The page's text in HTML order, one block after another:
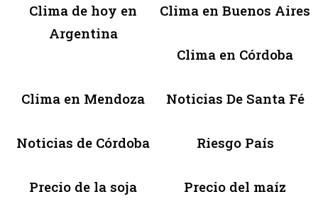
Clima de hoy en
Argentina
Clima en Buenos Aires
Clima en Córdoba
Clima en Mendoza Noticias De Santa Fé
Noticias de Córdoba Riesgo País
Precio de la soja Precio del maíz